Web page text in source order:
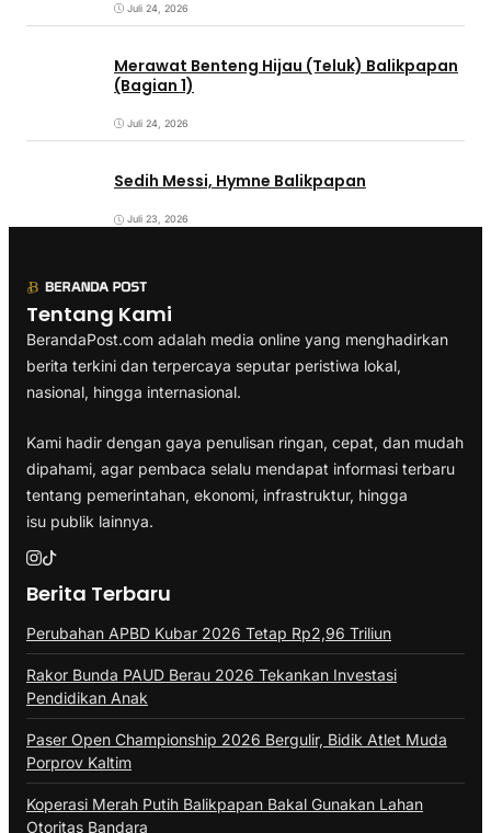
Juli 24, 2026
Merawat Benteng Hijau (Teluk) Balikpapan
(Bagian 1)
Juli 24, 2026
Sedih Messi, Hymne Balikpapan
Juli 23, 2026
Tentang Kami
BerandaPost.com adalah media online yang menghadirkan
berita terkini dan terpercaya seputar peristiwa lokal,
nasional, hingga internasional.
Kami hadir dengan gaya penulisan ringan, cepat, dan mudah
dipahami, agar pembaca selalu mendapat informasi terbaru
tentang pemerintahan, ekonomi, infrastruktur, hingga
isu publik lainnya.
Berita Terbaru
Perubahan APBD Kubar 2026 Tetap Rp2,96 Triliun
Rakor Bunda PAUD Berau 2026 Tekankan Investasi
Pendidikan Anak
Paser Open Championship 2026 Bergulir, Bidik Atlet Muda
Porprov Kaltim
Koperasi Merah Putih Balikpapan Bakal Gunakan Lahan
Otoritas Bandara